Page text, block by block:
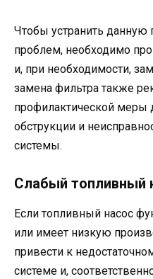
Чтобы устранить данную
проблем, необходимо
и, при необходимости,
замена фильтра также
профилактической меры
обструкции и
системы.
Слабый топливный
Если топливный насос
или имеет низкую
привести к
системе и,